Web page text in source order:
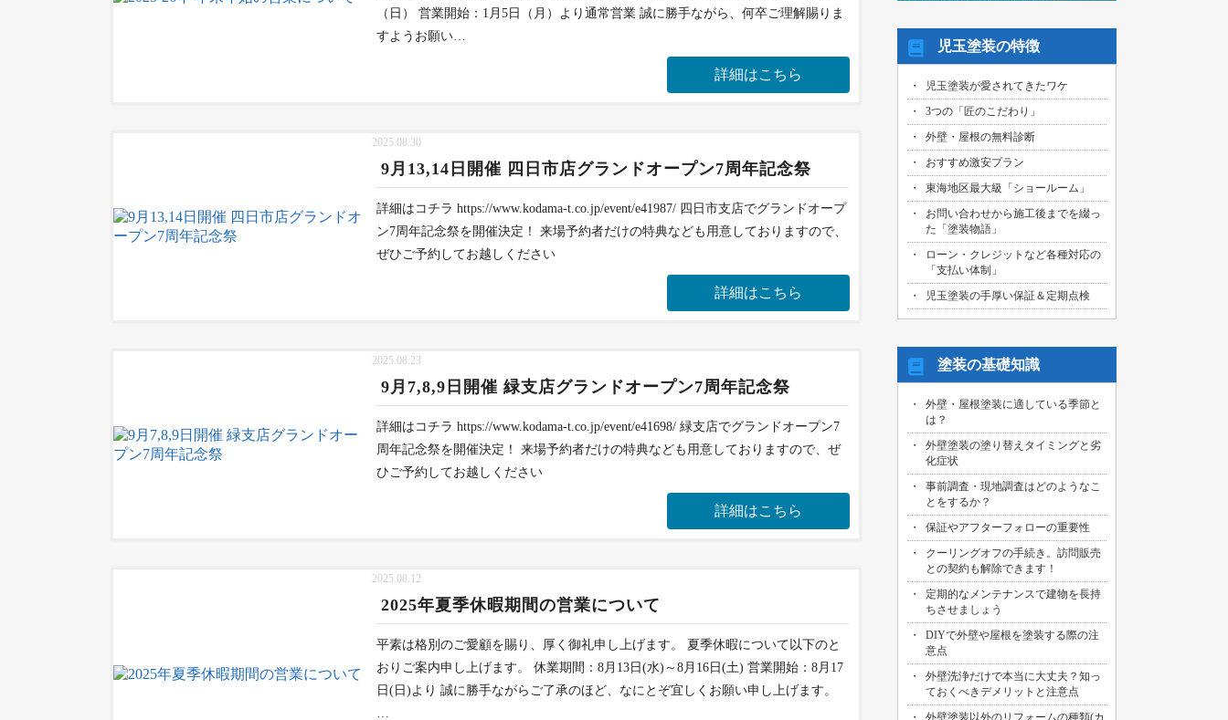
（日） 営業開始：1月5日（月）より通常営業 誠に勝手ながら、何卒ご理解賜りま
すようお願い…
詳細はこちら
2025.08.30
9月13,14日開催 四日市店グランドオープン7周年記念祭
詳細はコチラ https://www.kodama-t.co.jp/event/e41987/ 四日市支店でグランドオープ
ン7周年記念祭を開催決定！ 来場予約者だけの特典なども用意しておりますので、
ぜひご予約してお越しください
詳細はこちら
2025.08.23
9月7,8,9日開催 緑支店グランドオープン7周年記念祭
詳細はコチラ https://www.kodama-t.co.jp/event/e41698/ 緑支店でグランドオープン7
周年記念祭を開催決定！ 来場予約者だけの特典なども用意しておりますので、ぜ
ひご予約してお越しください
詳細はこちら
2025.08.12
2025年夏季休暇期間の営業について
平素は格別のご愛顧を賜り、厚く御礼申し上げます。 夏季休暇について以下のと
おりご案内申し上げます。 休業期間：8月13日(水)～8月16日(土) 営業開始：8月17
日(日)より 誠に勝手ながらご了承のほど、なにとぞ宜しくお願い申し上げます。
…
2026/08/01
名古屋市名東区のお客様より、換気ファ
2026/08/01
名古屋市東区のお客様より、外壁その他
塗装工事の御見積依頼を頂きました！
2026/08/01
名古屋市天白区のお客様より、屋根外壁
その他塗装、ベランダ防水工事の御見積
依頼を頂きました！
2026/07/31
名古屋市東区のお客様より、原状回復工
事の御見積依頼を頂きました！
2026/07/31
2026/07/31
塗装工事の御見積依頼を頂きました！
2026/07/31
名古屋市守山区のお客様より、屋根塗装
工事の御見積依頼を頂きました！
2026/07/29
愛知県知多市のお客様より、外壁塗装・
ベランダ防水工事の御見積依頼を頂きま
した！
2026/07/29
名古屋市中川区のお客様より、外壁その
他塗装工事の御見積依頼を頂きました！
2026/07/31
海部郡大治町のお客様より、屋根・外壁
その他塗装工事の御見積依頼を頂きまし
た！
児玉塗装の特徴
児玉塗装が愛されてきたワケ
3つの「匠のこだわり」
外壁・屋根の無料診断
おすすめ激安プラン
東海地区最大級「ショールーム」
お問い合わせから施工後までを綴っ
た「塗装物語」
ローン・クレジットなど各種対応の
「支払い体制」
児玉塗装の手厚い保証＆定期点検
塗装の基礎知識
外壁・屋根塗装に適している季節と
は？
外壁塗装の塗り替えタイミングと劣
化症状
事前調査・現地調査はどのようなこ
とをするか？
保証やアフターフォローの重要性
クーリングオフの手続き。訪問販売
との契約も解除できます！
定期的なメンテナンスで建物を長持
ちさせましょう
DIYで外壁や屋根を塗装する際の注
意点
外壁洗浄だけで本当に大丈夫？知っ
ておくべきデメリットと注意点
外壁塗装以外のリフォームの種類(カ